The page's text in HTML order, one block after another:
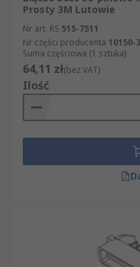
Prosty 3M Lutowie
Nr art. RS 515-7511
Nr części producenta 10150-
Suma częściowa (1 sztuka)
64,11 zł(bez VAT)
Ilość